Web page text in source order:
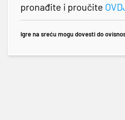
pronađite i proučite
Igre na sreću mogu dovesti do